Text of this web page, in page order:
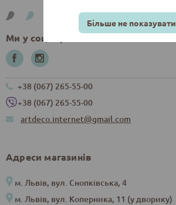
Ми у соцмережах
+38 (067) 265-55-00
+38 (067) 265-55-00
artdeco.internet@gmail.com
Адреси магазинів
м. Львів, вул. Снопківська, 4
м. Львів, вул. Коперника, 11 (у дворику)
Більше не показувати